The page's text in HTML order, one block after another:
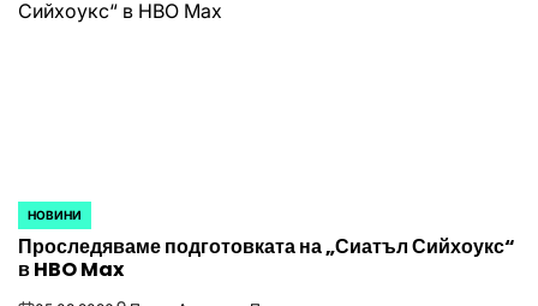
POSTED
IN
НОВИНИ
Проследяваме подготовката на „Сиатъл Сийхоукс“
в HBO Max